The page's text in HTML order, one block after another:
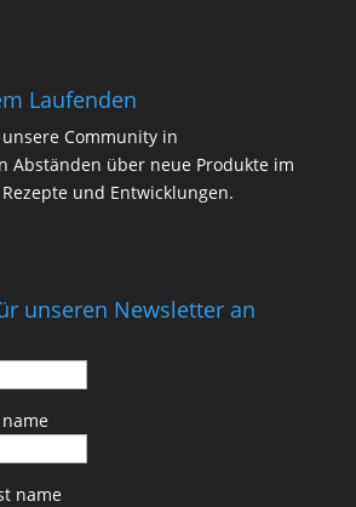
Laufenden
Community in
Abständen über neue Produkte im
und Entwicklungen.
unseren Newsletter an
name